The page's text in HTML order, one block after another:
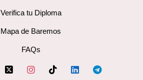
Verifica tu Diploma
Mapa de Baremos
FAQs